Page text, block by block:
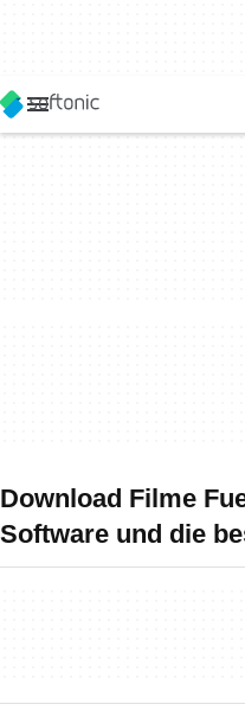
Download Filme
Software und die